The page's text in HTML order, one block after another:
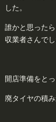
した。
誰かと思った
収業者さんでし
開店準備をと
廃タイヤの積